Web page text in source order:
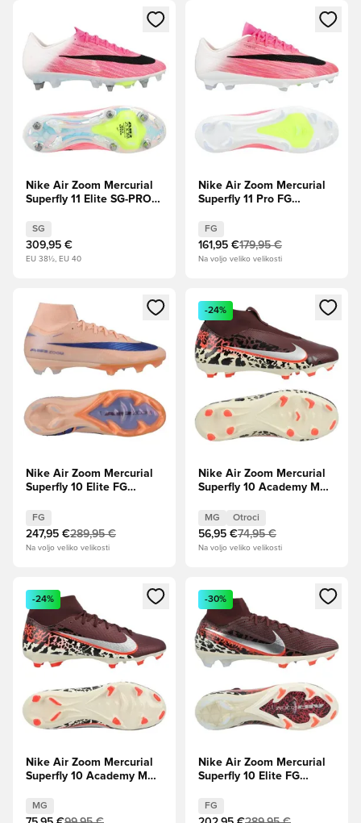
Odpre Modal za prijavo ali vpis kot član
Nike Air Zoom Mercurial
Superfly 11 Elite SG-PRO
Črna
SG
309,95 €
EU 38½, EU 40
Odpre Modal za prijavo ali
Nike Air Zoom Mercurial
Superfly 11 Pro FG
Črna
FG
161,95 €179,95 €
Na voljo veliko velikosti
Odpre Modal za prijavo ali vpis kot član
Nike Air Zoom Mercurial
Superfly 10 Elite FG
pulz/Kraljevski pulz
FG
247,95 €289,95 €
Na voljo veliko velikosti
Odpre Modal za prijavo ali
-24%
Nike Air Zoom Mercurial
Superfly 10 Academy MG
Crush/Kovinsko
srebro/Universal
Red/Fosil Otroci
MG Otroci
56,95 €74,95 €
Na voljo veliko velikosti
Odpre Modal za prijavo ali vpis kot član
-24%
Nike Air Zoom Mercurial
Superfly 10 Academy MG
Crush/Kovinsko
srebro/Universal
MG
Odpre Modal za prijavo ali
-30%
Nike Air Zoom Mercurial
Superfly 10 Elite FG
Crush/Kovinsko
srebro/Universal
FG